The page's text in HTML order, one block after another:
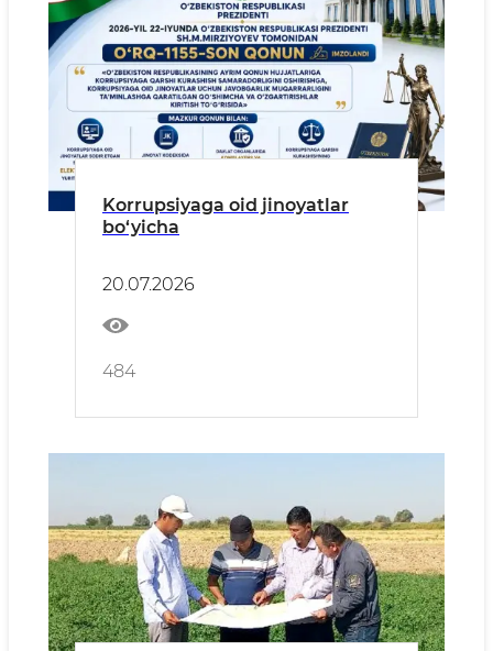
Korrupsiyaga oid jinoyatlar
bo‘yicha
20.07.2026
484